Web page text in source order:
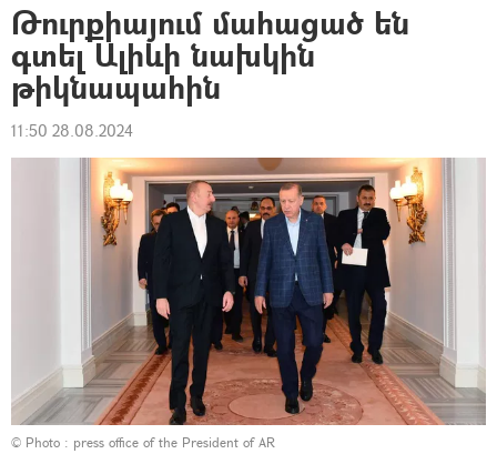
Թուրքիայում մահացած են
գտել Ալիևի նախկին
թիկնապահին
11:50 28.08.2024
© Photo : press office of the President of AR